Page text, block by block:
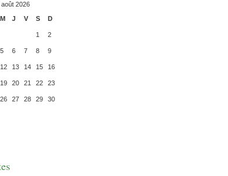
août 2026
M J V S D
1 2
5 6 7 8 9
12 13 14 15 16
19 20 21 22 23
26 27 28 29 30